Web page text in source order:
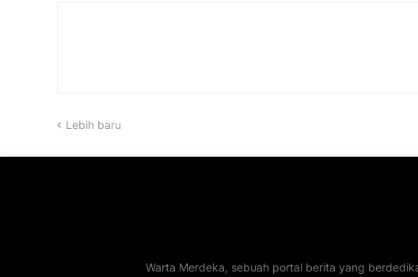
Lebih baru
Warta Merdeka, sebuah portal berita yang